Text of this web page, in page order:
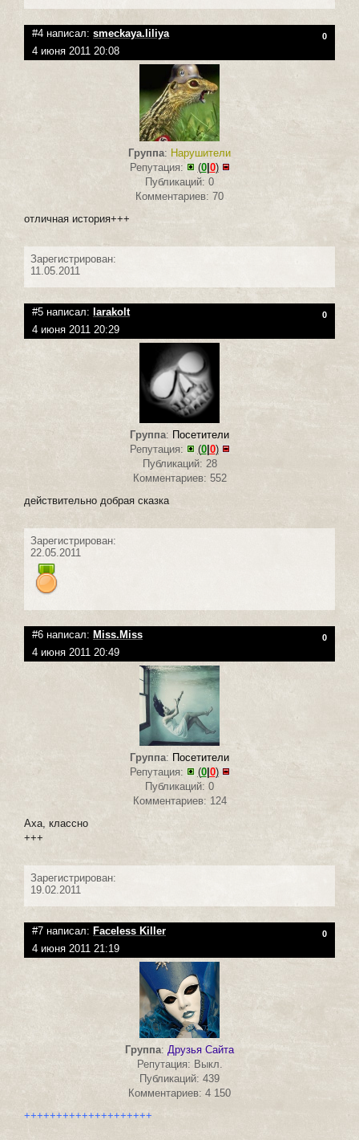
#4 написал: smeckaya.liliya 0
4 июня 2011 20:08
Группа: Нарушители
Репутация:
(0| 0)
Публикаций: 0
Комментариев: 70
отличная история+++
Зарегистрирован:
11.05.2011
#5 написал: larakolt 0
4 июня 2011 20:29
Группа: Посетители
Репутация:
(0| 0)
Публикаций: 28
Комментариев: 552
действительно добрая сказка
Зарегистрирован:
22.05.2011
#6 написал: Miss.Miss 0
4 июня 2011 20:49
Группа: Посетители
Репутация:
(0| 0)
Публикаций: 0
Комментариев: 124
Аха, классно
+++
Зарегистрирован:
19.02.2011
#7 написал: Faceless Killer 0
4 июня 2011 21:19
Группа: Друзья Сайта
Репутация: Выкл.
Публикаций: 439
Комментариев: 4 150
++++++++++++++++++++